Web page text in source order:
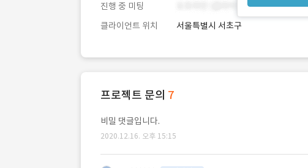
진행 중 미팅
클라이언트 위치
서울특별시 서초구
프로젝트 문의 7
비밀 댓글입니다.
2020.12.16. 오후 15:15